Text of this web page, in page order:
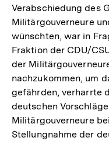
Verabschiedung des
Militärgouverneure
wünschten, war in
Fraktion der CDU/
der
nachzukommen, um
gefährden, verharrte
deutschen
Militärgouverneure
Stellungnahme der